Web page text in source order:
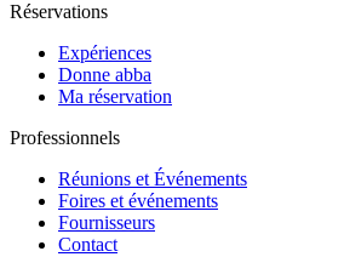
Réservations
Expériences
Donne abba
Ma réservation
Professionnels
Réunions et Événements
Foires et événements
Fournisseurs
Contact